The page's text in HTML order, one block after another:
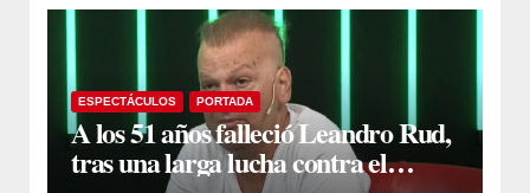
ESPECTÁCULOS PORTADA
A los 51 años falleció Leandro Rud,
tras una larga lucha contra el